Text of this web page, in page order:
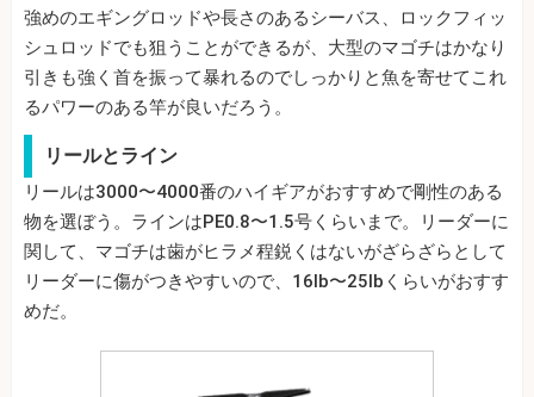
強めのエギングロッドや長さのあるシーバス、ロックフィッ
シュロッドでも狙うことができるが、大型のマゴチはかなり
引きも強く首を振って暴れるのでしっかりと魚を寄せてこれ
るパワーのある竿が良いだろう。
リールとライン
リールは3000〜4000番のハイギアがおすすめで剛性のある
物を選ぼう。ラインはPE0.8〜1.5号くらいまで。リーダーに
関して、マゴチは歯がヒラメ程鋭くはないがざらざらとして
リーダーに傷がつきやすいので、16lb〜25lbくらいがおすす
めだ。